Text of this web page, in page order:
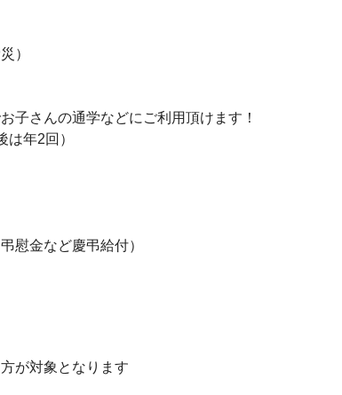
）
子さんの通学などにご利用頂けます！
年2回）
慰金など慶弔給付）
が対象となります